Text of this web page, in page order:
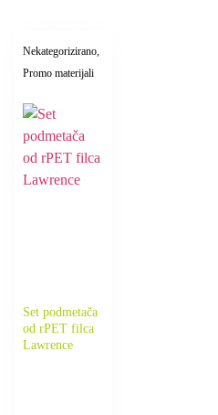
Nekategorizirano,
Promo materijali
Set podmetača
od rPET filca
Lawrence